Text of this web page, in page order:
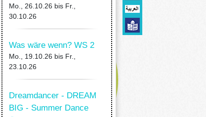
Mo., 26.10.26 bis Fr.,
30.10.26
Was wäre wenn? WS 2
Mo., 19.10.26 bis Fr.,
23.10.26
Dreamdancer - DREAM
BIG - Summer Dance